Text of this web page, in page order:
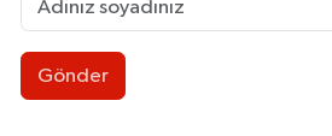
Gönder
13:43 |9 Yaşındaki çocuk için acil